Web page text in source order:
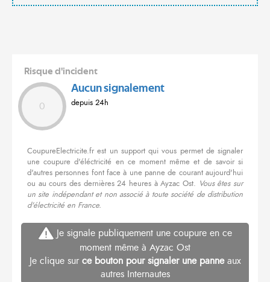
Risque d'incident
0
Aucun signalement
depuis 24h
CoupureElectricite.fr est un support qui vous permet de signaler
une coupure d'éléctricité en ce moment même et de savoir si
d'autres personnes font face à une panne de courant aujourd'hui
ou au cours des dernières 24 heures à Ayzac Ost. Vous êtes sur
un site indépendant et non associé à toute société de distribution
d'électricité en France.
Je signale publiquement une coupure en ce
moment même à Ayzac Ost
Je clique sur ce bouton pour signaler une panneaux
autres Internautes